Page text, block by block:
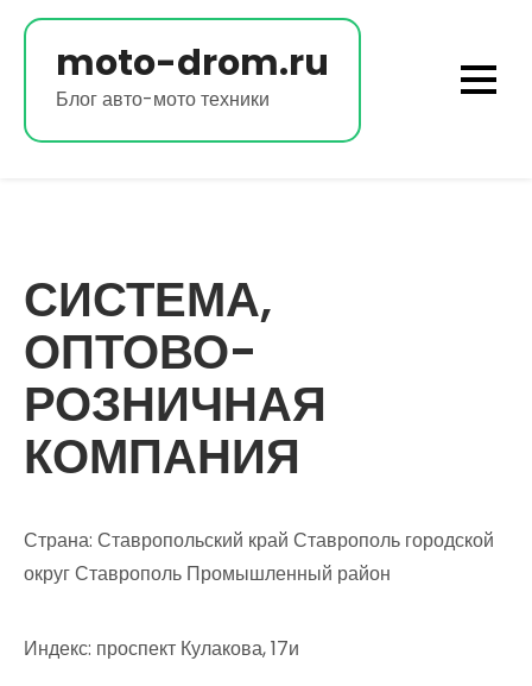
Перейти
содержимомуmoto-drom.ru
Блог авто-мото техники
СИСТЕМА,
ОПТОВО-
РОЗНИЧНАЯ
КОМПАНИЯ
Страна: Ставропольский край Ставрополь городской
округ Ставрополь Промышленный район
Индекс: проспект Кулакова, 17и